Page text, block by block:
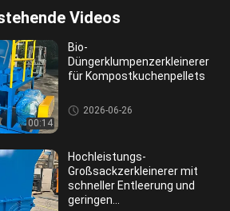
Videos
00:14
Bio-
Düngerklumpenzerkleinerer
für Kompostkuchenpellets
Düngemittel-Zerkleinerungsmas
chinen-Maschine
2026-06-26
Hochleistungs-
Großsackzerkleinerer mit
schneller Entleerung und
geringen